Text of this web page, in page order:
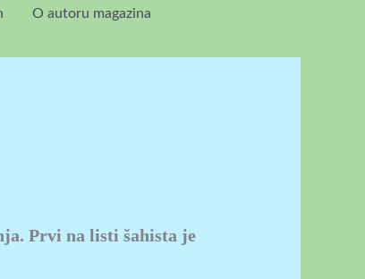
O autoru magazina
Prvi na listi šahista je